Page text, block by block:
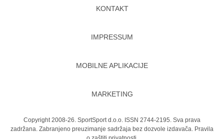
KONTAKT
IMPRESSUM
MOBILNE APLIKACIJE
MARKETING
Copyright 2008-26. SportSport d.o.o. ISSN 2744-2195. Sva prava
zadržana. Zabranjeno preuzimanje sadržaja bez dozvole izdavača. Pravila